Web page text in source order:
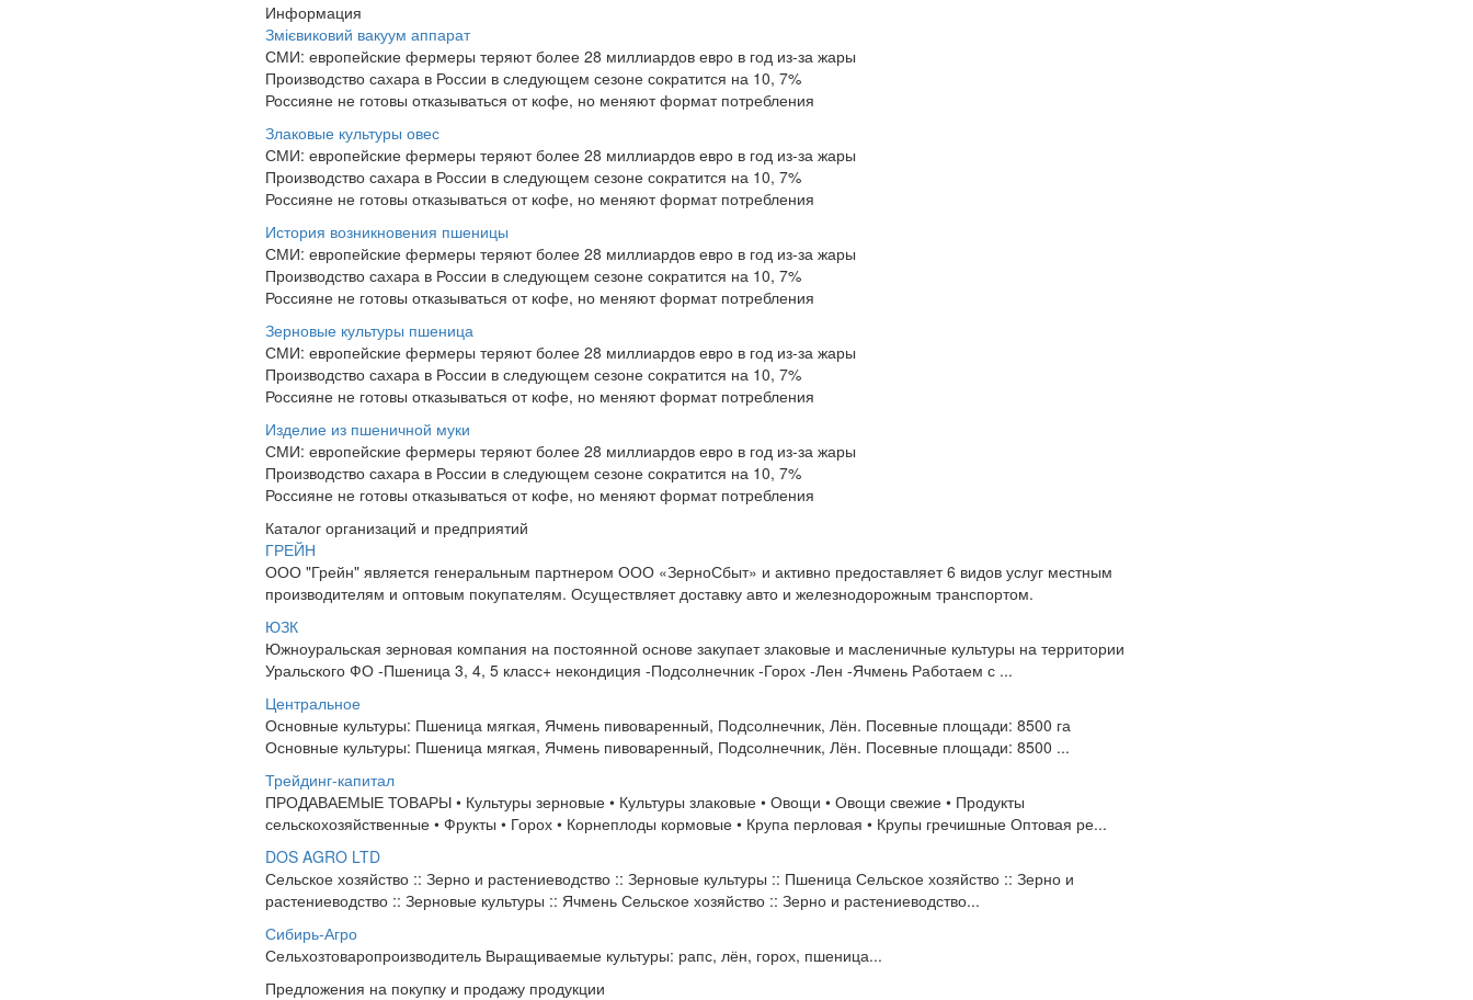
Информация
Змієвиковий вакуум аппарат
СМИ: европейские фермеры теряют более 28 миллиардов евро в год из-за жары
Производство сахара в России в следующем сезоне сократится на 10, 7%
Россияне не готовы отказываться от кофе, но меняют формат потребления
Злаковые культуры овес
СМИ: европейские фермеры теряют более 28 миллиардов евро в год из-за жары
Производство сахара в России в следующем сезоне сократится на 10, 7%
Россияне не готовы отказываться от кофе, но меняют формат потребления
История возникновения пшеницы
СМИ: европейские фермеры теряют более 28 миллиардов евро в год из-за жары
Производство сахара в России в следующем сезоне сократится на 10, 7%
Россияне не готовы отказываться от кофе, но меняют формат потребления
Зерновые культуры пшеница
СМИ: европейские фермеры теряют более 28 миллиардов евро в год из-за жары
Производство сахара в России в следующем сезоне сократится на 10, 7%
Россияне не готовы отказываться от кофе, но меняют формат потребления
Изделие из пшеничной муки
СМИ: европейские фермеры теряют более 28 миллиардов евро в год из-за жары
Производство сахара в России в следующем сезоне сократится на 10, 7%
Россияне не готовы отказываться от кофе, но меняют формат потребления
Каталог организаций и предприятий
ГРЕЙН
ООО "Грейн" является генеральным партнером ООО «ЗерноСбыт» и активно предоставляет 6 видов услуг местным
производителям и оптовым покупателям. Осуществляет доставку авто и железнодорожным транспортом.
ЮЗК
Южноуральская зерновая компания на постоянной основе закупает злаковые и масленичные культуры на территории
Уральского ФО -Пшеница 3, 4, 5 класс+ некондиция -Подсолнечник -Горох -Лен -Ячмень Работаем с ...
Центральное
Основные культуры: Пшеница мягкая, Ячмень пивоваренный, Подсолнечник, Лён. Посевные площади: 8500 га
Основные культуры: Пшеница мягкая, Ячмень пивоваренный, Подсолнечник, Лён. Посевные площади: 8500 ...
Трейдинг-капитал
ПРОДАВАЕМЫЕ ТОВАРЫ • Культуры зерновые • Культуры злаковые • Овощи • Овощи свежие • Продукты
сельскохозяйственные • Фрукты • Горох • Корнеплоды кормовые • Крупа перловая • Крупы гречишные Оптовая ре...
DOS AGRO LTD
Сельское хозяйство :: Зерно и растениеводство :: Зерновые культуры :: Пшеница Сельское хозяйство :: Зерно и
растениеводство :: Зерновые культуры :: Ячмень Сельское хозяйство :: Зерно и растениеводство...
Сибирь-Агро
Сельхозтоваропроизводитель Выращиваемые культуры: рапс, лён, горох, пшеница...
Предложения на покупку и продажу продукции